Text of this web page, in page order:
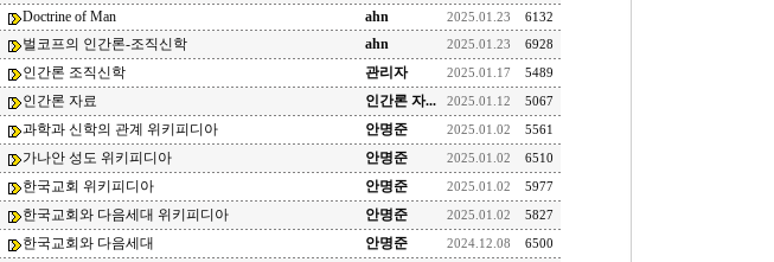
Doctrine of Man ahn 2025.01.23 6132
벌코프의 인간론-조직신학 ahn 2025.01.23 6928
인간론 조직신학 관리자 2025.01.17 5489
인간론 자료 인간론 자... 2025.01.12 5067
과학과 신학의 관계 위키피디아 안명준 2025.01.02 5561
가나안 성도 위키피디아 안명준 2025.01.02 6510
한국교회 위키피디아 안명준 2025.01.02 5977
한국교회와 다음세대 위키피디아 안명준 2025.01.02 5827
한국교회와 다음세대 안명준 2024.12.08 6500